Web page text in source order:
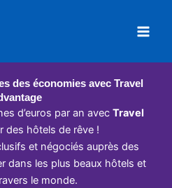
des économies avec Travel
d’euros par an avec Travel
des hôtels de rêve !
et négociés auprès des
dans les plus beaux hôtels et
le monde.